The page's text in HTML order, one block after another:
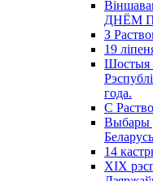
ДНЁМ
З
19
Шостыя
года.
С
Выбары
Беларусь
14
XIX